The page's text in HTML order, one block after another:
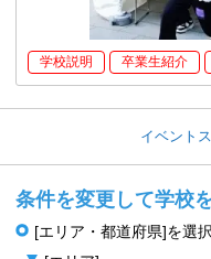
学校説明 卒業生紹介
イベント
条件を変更して学校
[エリア・都道府県]を選